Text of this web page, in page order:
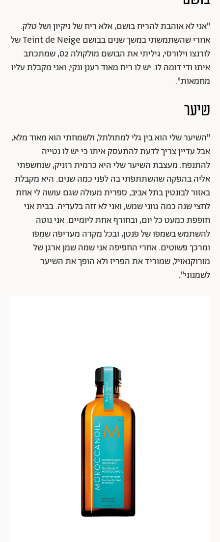
"אני לא אוהבת להריח בושם, אלא ריח של ניקיון ושל טלק.
אחרי שהשתמשתי במשך שנים בבושם Teint de Neige של
לורנצו וילורסי, גיליתי את הבושם מולקולה 02, שמתכתב
איתו ודי דומה לו. יש לו ריח מאוד רענן ונקי, ואני מקבלת עליו
מחמאות".
שיער
"השיער שלי הוא בין גלי למתולתל, ולשמחתי הוא מאוד מלא,
אבל עדיין צריך לדעת להתעסק איתו כי יש לו נטייה
להתנפח. מעצבת השיער שלי היא כרמית רזניק, שנחשפתי
אליה בהפקה שהשתתפתי בה לפני כמה שנים. היא מקבלת
באזור לבונטין בתל אביב, ספרית מעולה שגם עושה לי אחת
לחצי שנה כמה גווני שמש, ואני לא זזה בלעדיה. בבית אני
חופפת כמעט כל יום, ובחורף אחת ליומיים. אני נוטה
להשתמש בשמפו של פנטן, ובכל מקרה מעדיפה שמפו
ומרכך פשוטים. אחרי החפיפה אני שמה שמן ארגן של
מורוקנאויל, שמוריד את הפריז ולא הופך את השיער
לשמנוני".